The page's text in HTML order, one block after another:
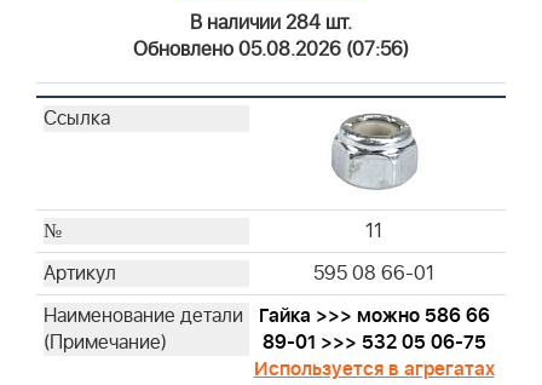
В наличии 284 шт.
Обновлено 05.08.2026 (07:56)
11
595 08 66-01
Гайка >>> можно 586 66
89-01 >>> 532 05 06-75
Используется в агрегатах